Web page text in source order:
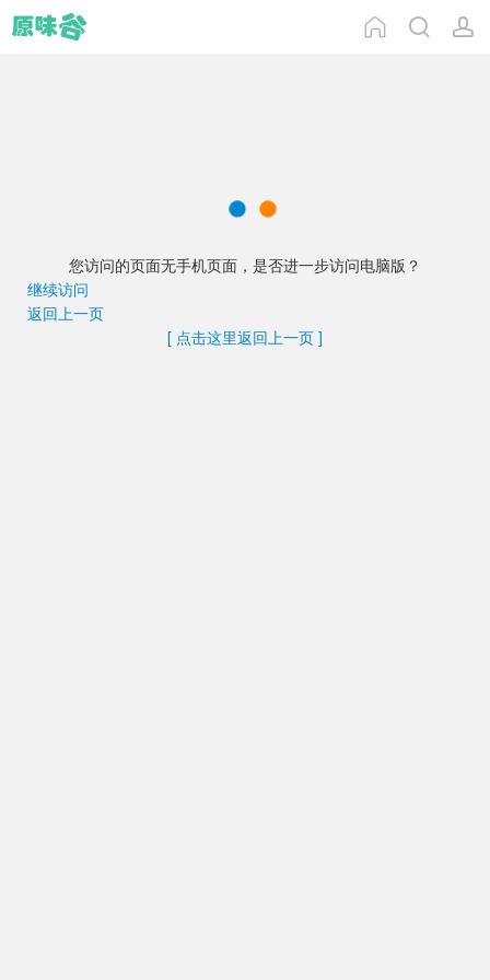
您访问的页面无手机页面，是否进一步访问电脑版？
继续访问
返回上一页
[ 点击这里返回上一页 ]